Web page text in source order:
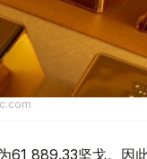
61 889.33坚戈。因